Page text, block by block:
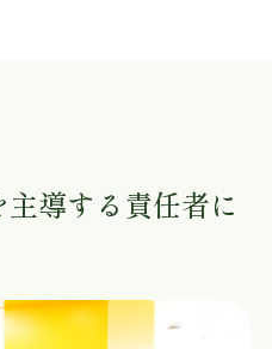
導する責任者に